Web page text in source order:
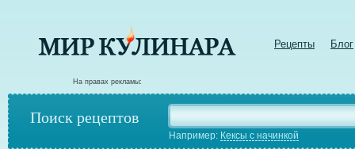
Рецепты Блог
На правах рекламы:
Поиск рецептов
Например: Кексы с начинкой